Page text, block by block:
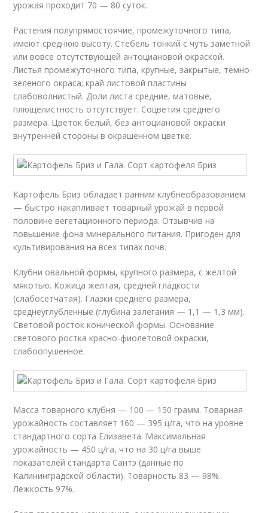
урожая проходит 70 — 80 суток.
Растения полупрямостоячие, промежуточного типа,
имеют среднюю высоту. Стебель тонкий с чуть заметной
или вовсе отсутствующей антоциановой окраской.
Листья промежуточного типа, крупные, закрытые, темно-
зеленого окраса; край листовой пластины
слабоволнистый. Доли листа средние, матовые,
плющелистность отсутствует. Соцветия среднего
размера. Цветок белый, без антоциановой окраски
внутренней стороны в окрашенном цветке.
Картофель Бриз обладает ранним клубнеобразованием
— быстро накапливает товарный урожай в первой
половине вегетационного периода. Отзывчив на
повышение фона минерального питания. Пригоден для
культивирования на всех типах почв.
Клубни овальной формы, крупного размера, с желтой
мякотью. Кожица желтая, средней гладкости
(слабосетчатая). Глазки среднего размера,
среднеуглубленные (глубина залегания — 1,1 — 1,3 мм).
Световой росток конической формы. Основание
светового ростка красно-фиолетовой окраски,
слабоопушенное.
Масса товарного клубня — 100 — 150 грамм. Товарная
урожайность составляет 160 — 395 ц/га, что на уровне
стандартного сорта Елизавета. Максимальная
урожайность — 450 ц/га, что на 30 ц/га выше
показателей стандарта Сантэ (данные по
Калининградской области). Товарность 83 — 98%.
Лежкость 97%.